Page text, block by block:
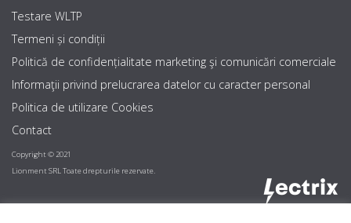
Testare WLTP
Termeni și condiții
Politică de confidențialitate marketing şi comunicări comerciale
Informaţii privind prelucrarea datelor cu caracter personal
Politica de utilizare Cookies
Contact
Copyright © 2021
Lionment SRL Toate drepturile rezervate.